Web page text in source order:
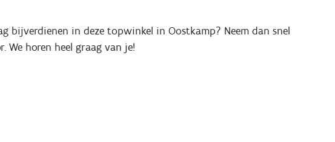
bijverdienen in deze topwinkel in Oostkamp? Neem dan snel
horen heel graag van je!